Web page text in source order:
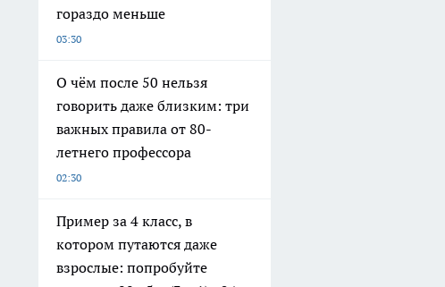
гораздо меньше
03:30
О чём после 50 нельзя
говорить даже близким: три
важных правила от 80-
летнего профессора
02:30
Пример за 4 класс, в
котором путаются даже
взрослые: попробуйте